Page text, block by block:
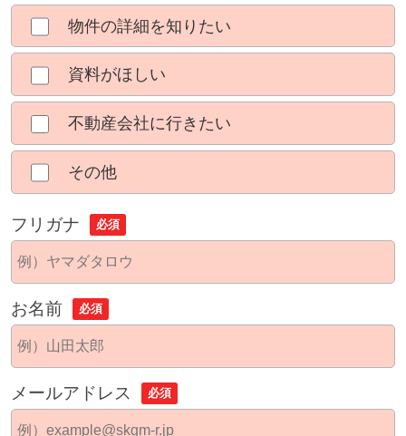
物件の詳細を知りたい
資料がほしい
不動産会社に行きたい
その他
フリガナ 必須
お名前 必須
メールアドレス 必須